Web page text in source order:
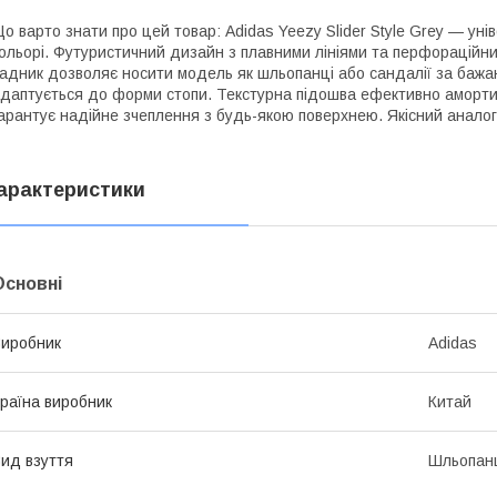
варто знати про цей товар: Adidas Yeezy Slider Style Grey —
Футуристичний дизайн з плавними лініями та
дозволяє носити модель як шльопанці або сандалії за
до форми стопи. Текстурна підошва ефективно
надійне зчеплення з будь-якою поверхнею. Якісний
Adidas
виробник Китай
взуття